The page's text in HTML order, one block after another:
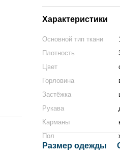
Характеристики
Основной тип ткани
Плотность
Цвет
Горловина
Застёжка
Рукава
Карманы
Пол
Размер одежды